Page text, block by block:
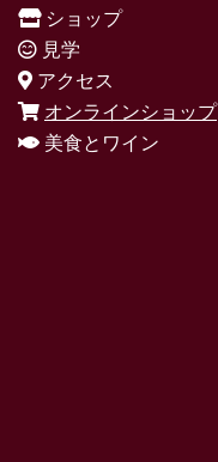
ショップ
見学
アクセス
オンラインショップ
美食とワイン